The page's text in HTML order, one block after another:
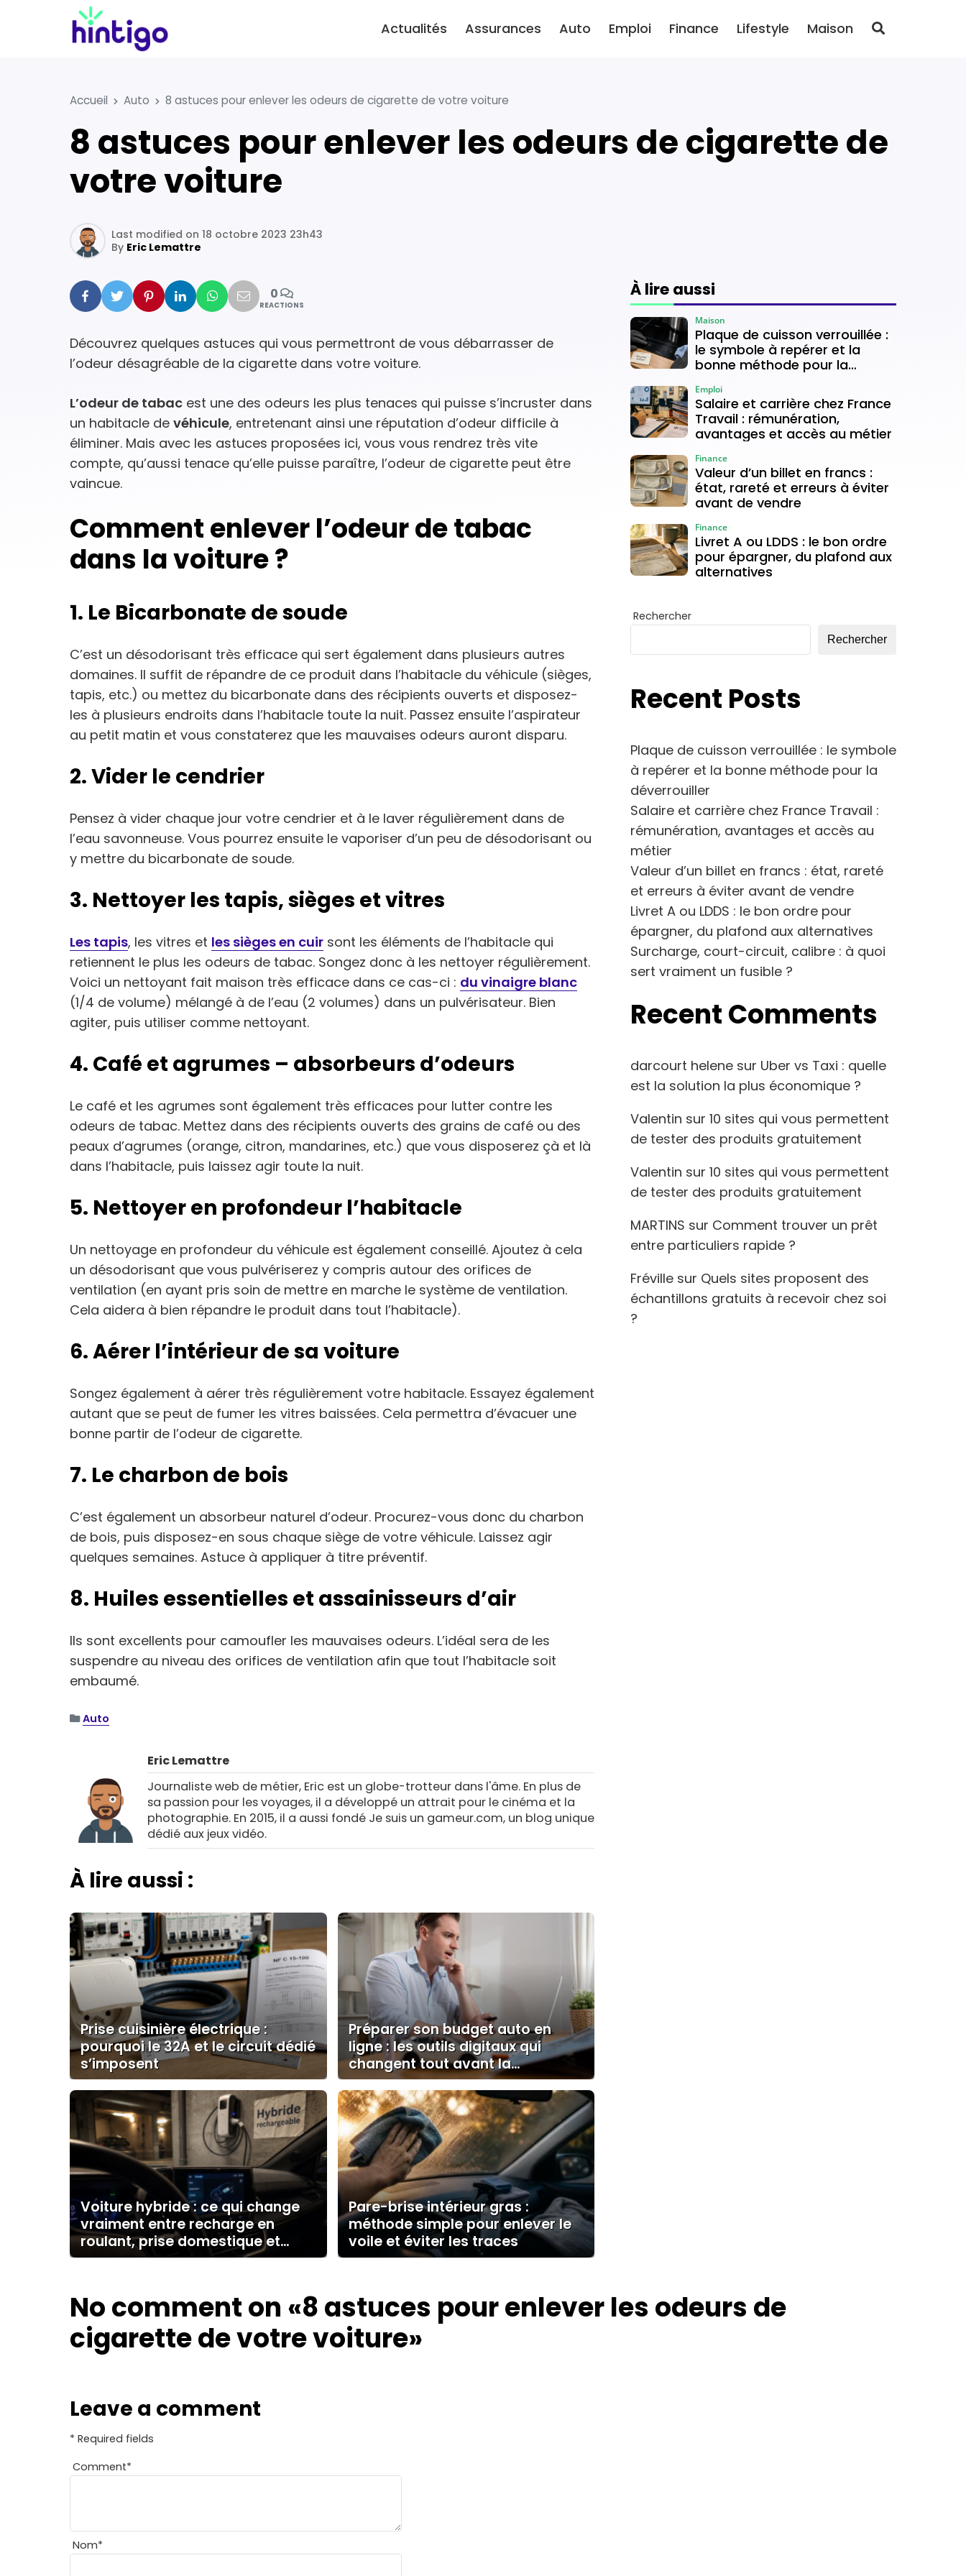
Actualités Assurances Auto Emploi Finance Lifestyle Maison
Accueil Auto 8 astuces pour enlever les odeurs de cigarette de votre voiture
8 astuces pour enlever les odeurs de cigarette de
votre voiture
By Eric Lemattre
Last modified on 18 octobre 2023 23h43
Facebook
Twitter PinterestLinkedinWhatsapp
Mail0
REACTIONS
Découvrez quelques astuces qui vous permettront de vous débarrasser de
l’odeur désagréable de la cigarette dans votre voiture.
L’odeur de tabac est une des odeurs les plus tenaces qui puisse s’incruster dans
un habitacle de véhicule, entretenant ainsi une réputation d’odeur difficile à
éliminer. Mais avec les astuces proposées ici, vous vous rendrez très vite
compte, qu’aussi tenace qu’elle puisse paraître, l’odeur de cigarette peut être
vaincue.
Comment enlever l’odeur de tabac
dans la voiture ?
1. Le Bicarbonate de soude
C’est un désodorisant très efficace qui sert également dans plusieurs autres
domaines. Il suffit de répandre de ce produit dans l’habitacle du véhicule (sièges,
tapis, etc.) ou mettez du bicarbonate dans des récipients ouverts et disposez-
les à plusieurs endroits dans l’habitacle toute la nuit. Passez ensuite l’aspirateur
au petit matin et vous constaterez que les mauvaises odeurs auront disparu.
2. Vider le cendrier
Pensez à vider chaque jour votre cendrier et à le laver régulièrement dans de
l’eau savonneuse. Vous pourrez ensuite le vaporiser d’un peu de désodorisant ou
y mettre du bicarbonate de soude.
3. Nettoyer les tapis, sièges et vitres
Les tapis, les vitres et les sièges en cuir sont les éléments de l’habitacle qui
retiennent le plus les odeurs de tabac. Songez donc à les nettoyer régulièrement.
Voici un nettoyant fait maison très efficace dans ce cas-ci : du vinaigre blanc
(1/4 de volume) mélangé à de l’eau (2 volumes) dans un pulvérisateur. Bien
agiter, puis utiliser comme nettoyant.
4. Café et agrumes – absorbeurs d’odeurs
Le café et les agrumes sont également très efficaces pour lutter contre les
odeurs de tabac. Mettez dans des récipients ouverts des grains de café ou des
peaux d’agrumes (orange, citron, mandarines, etc.) que vous disposerez çà et là
dans l’habitacle, puis laissez agir toute la nuit.
5. Nettoyer en profondeur l’habitacle
Un nettoyage en profondeur du véhicule est également conseillé. Ajoutez à cela
un désodorisant que vous pulvériserez y compris autour des orifices de
ventilation (en ayant pris soin de mettre en marche le système de ventilation.
Cela aidera à bien répandre le produit dans tout l’habitacle).
6. Aérer l’intérieur de sa voiture
Songez également à aérer très régulièrement votre habitacle. Essayez également
autant que se peut de fumer les vitres baissées. Cela permettra d’évacuer une
bonne partir de l’odeur de cigarette.
7. Le charbon de bois
C’est également un absorbeur naturel d’odeur. Procurez-vous donc du charbon
de bois, puis disposez-en sous chaque siège de votre véhicule. Laissez agir
quelques semaines. Astuce à appliquer à titre préventif.
8. Huiles essentielles et assainisseurs d’air
Ils sont excellents pour camoufler les mauvaises odeurs. L’idéal sera de les
suspendre au niveau des orifices de ventilation afin que tout l’habitacle soit
embaumé.
Auto
Eric Lemattre
Journaliste web de métier, Eric est un globe-trotteur dans l'âme. En plus de
sa passion pour les voyages, il a développé un attrait pour le cinéma et la
photographie. En 2015, il a aussi fondé Je suis un gameur.com, un blog unique
dédié aux jeux vidéo.
À lire aussi :
Prise cuisinière électrique :
pourquoi le 32A et le circuit dédié
s’imposent
Préparer son budget auto en
ligne : les outils digitaux qui
changent tout avant la
concession
Voiture hybride : ce qui change
vraiment entre recharge en
roulant, prise domestique et
borne
Pare-brise intérieur gras :
méthode simple pour enlever le
voile et éviter les traces
À lire aussi
Plaque de cuisson verrouillée :
le symbole à repérer et la
bonne méthode pour la
Maison
Salaire et carrière chez France
Travail : rémunération,
avantages et accès au métier
Emploi
Valeur d’un billet en francs :
état, rareté et erreurs à éviter
avant de vendre
Finance
Livret A ou LDDS : le bon ordre
pour épargner, du plafond aux
alternatives
Finance
Rechercher
Rechercher
Recent Posts
Plaque de cuisson verrouillée : le symbole
à repérer et la bonne méthode pour la
déverrouiller
Salaire et carrière chez France Travail :
rémunération, avantages et accès au
métier
Valeur d’un billet en francs : état, rareté
et erreurs à éviter avant de vendre
Livret A ou LDDS : le bon ordre pour
épargner, du plafond aux alternatives
Surcharge, court-circuit, calibre : à quoi
sert vraiment un fusible ?
Recent Comments
darcourt helene sur Uber vs Taxi : quelle
est la solution la plus économique ?
Valentin sur 10 sites qui vous permettent
de tester des produits gratuitement
Valentin sur 10 sites qui vous permettent
de tester des produits gratuitement
MARTINS sur Comment trouver un prêt
entre particuliers rapide ?
Fréville sur Quels sites proposent des
échantillons gratuits à recevoir chez soi
?
No comment on «8 astuces pour enlever les odeurs de
cigarette de votre voiture»
Leave a comment
* Required fields
Comment*
Nom*